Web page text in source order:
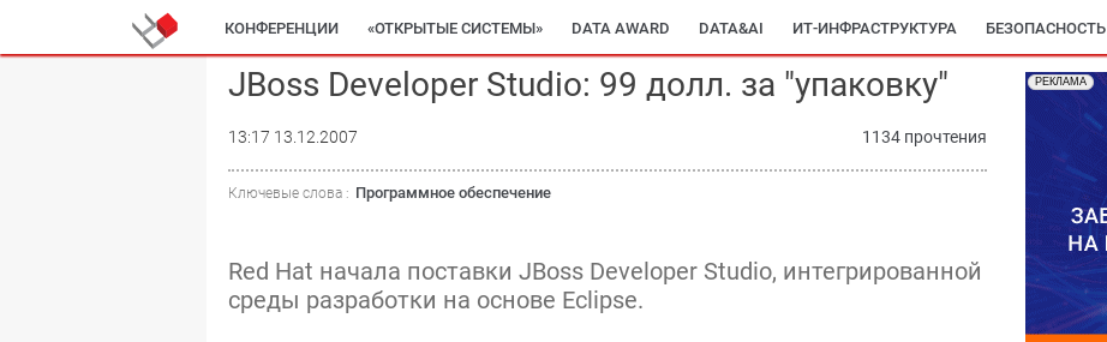
КОНФЕРЕНЦИИ «ОТКРЫТЫЕ СИСТЕМЫ» DATA AWARD DATA&AI ИТ-ИНФРАСТРУКТУРА БЕЗОПАСНОСТЬ
JBoss Developer Studio: 99 долл. за "упаковку"
13:17 13.12.2007 1134 прочтения
Ключевые слова : Программное обеспечение
Red Hat начала поставки JBoss Developer Studio, интегрированной
среды разработки на основе Eсlipse.
РЕКЛАМА